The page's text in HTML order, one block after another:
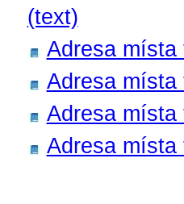
(text)
Adresa místa
Adresa místa
Adresa místa
Adresa místa